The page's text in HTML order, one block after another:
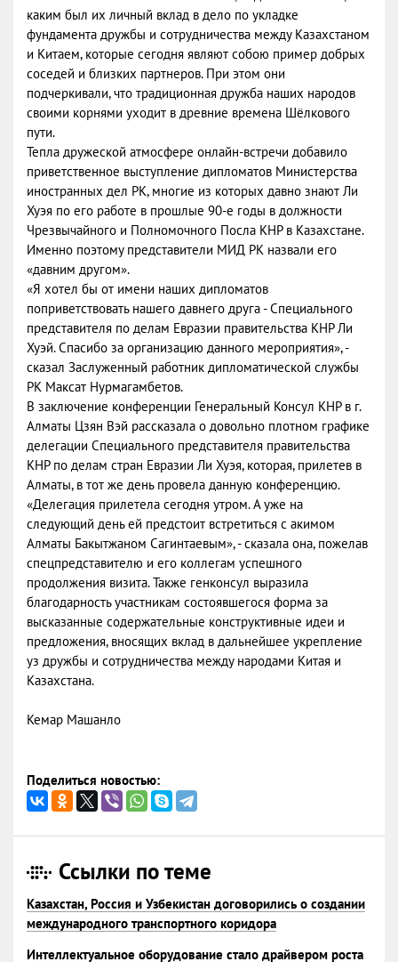
каким был их личный вклад в дело по укладке
фундамента дружбы и сотрудничества между Казахстаном
и Китаем, которые сегодня являют собою пример добрых
соседей и близких партнеров. При этом они
подчеркивали, что традиционная дружба наших народов
своими корнями уходит в древние времена Шёлкового
пути.
Тепла дружеской атмосфере онлайн-встречи добавило
приветственное выступление дипломатов Министерства
иностранных дел РК, многие из которых давно знают Ли
Хуэя по его работе в прошлые 90-е годы в должности
Чрезвычайного и Полномочного Посла КНР в Казахстане.
Именно поэтому представители МИД РК назвали его
«давним другом».
«Я хотел бы от имени наших дипломатов
поприветствовать нашего давнего друга - Специального
представителя по делам Евразии правительства КНР Ли
Хуэй. Спасибо за организацию данного мероприятия», -
сказал Заслуженный работник дипломатической службы
РК Максат Нурмагамбетов.
В заключение конференции Генеральный Консул КНР в г.
Алматы Цзян Вэй рассказала о довольно плотном графике
делегации Специального представителя правительства
КНР по делам стран Евразии Ли Хуэя, которая, прилетев в
Алматы, в тот же день провела данную конференцию.
«Делегация прилетела сегодня утром. А уже на
следующий день ей предстоит встретиться с акимом
Алматы Бакытжаном Сагинтаевым», - сказала она, пожелав
спецпредставителю и его коллегам успешного
продолжения визита. Также генконсул выразила
благодарность участникам состоявшегося форма за
высказанные содержательные конструктивные идеи и
предложения, вносящих вклад в дальнейшее укрепление
уз дружбы и сотрудничества между народами Китая и
Казахстана.
Кемар Машанло
Поделиться новостью:
Ссылки по теме
Казахстан, Россия и Узбекистан договорились о создании
международного транспортного коридора
Интеллектуальное оборудование стало драйвером роста